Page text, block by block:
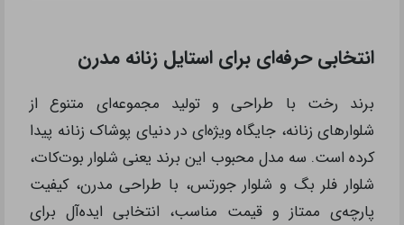
انتخابی حرفه‌ای برای استایل زنانه مدرن
برند رخت با طراحی و تولید مجموعه‌ای متنوع از
شلوارهای زنانه، جایگاه ویژه‌ای در دنیای پوشاک زنانه پیدا
کرده است. سه مدل محبوب این برند یعنی شلوار بوت‌کات،
شلوار فلر بگ و شلوار جورتس، با طراحی مدرن، کیفیت
پارچه‌ی ممتاز و قیمت مناسب، انتخابی ایده‌آل برای